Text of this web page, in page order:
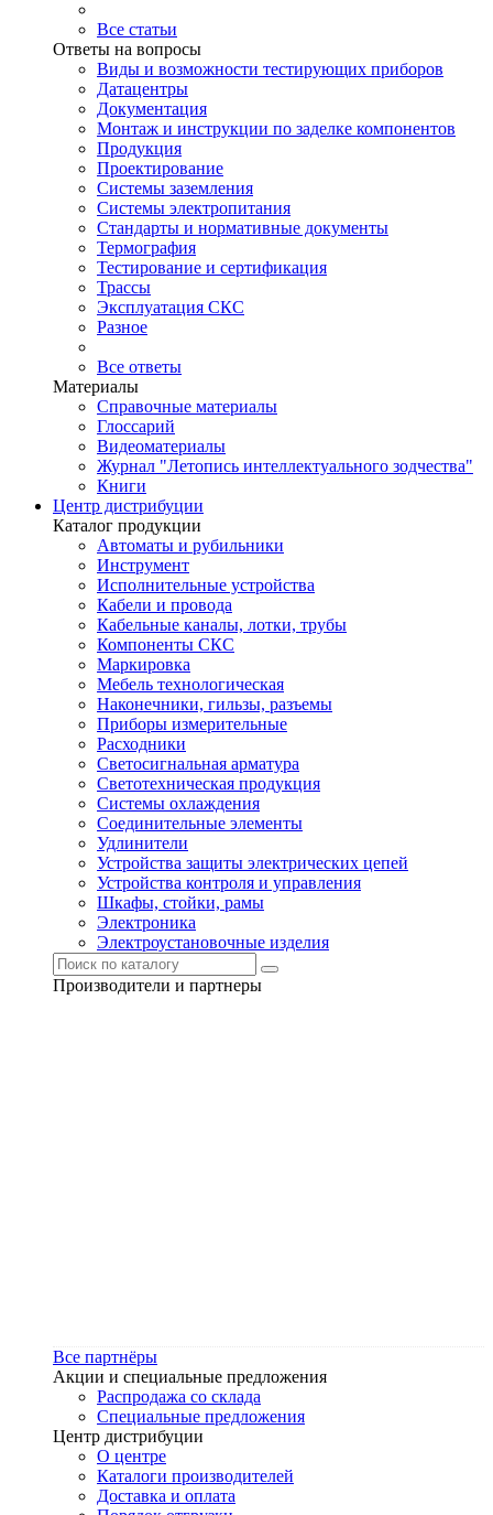
Все статьи
Ответы на вопросы
Виды и возможности тестирующих приборов
Датацентры
Документация
Монтаж и инструкции по заделке компонентов
Продукция
Проектирование
Системы заземления
Системы электропитания
Стандарты и нормативные документы
Термография
Тестирование и сертификация
Трассы
Эксплуатация СКС
Разное
Все ответы
Материалы
Справочные материалы
Глоссарий
Видеоматериалы
Журнал "Летопись интеллектуального зодчества"
Книги
Центр дистрибуции
Каталог продукции
Автоматы и рубильники
Инструмент
Исполнительные устройства
Кабели и провода
Кабельные каналы, лотки, трубы
Компоненты СКС
Маркировка
Мебель технологическая
Наконечники, гильзы, разъемы
Приборы измерительные
Расходники
Светосигнальная арматура
Светотехническая продукция
Системы охлаждения
Соединительные элементы
Удлинители
Устройства защиты электрических цепей
Устройства контроля и управления
Шкафы, стойки, рамы
Электроника
Электроустановочные изделия
Производители и партнеры
Все партнёры
Акции и специальные предложения
Распродажа со склада
Специальные предложения
Центр дистрибуции
О центре
Каталоги производителей
Доставка и оплата